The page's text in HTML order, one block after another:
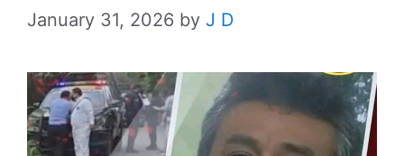
January 31, 2026 by J D